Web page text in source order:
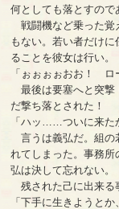
何としても落とすので
戦闘機など乗った覚
もない。若い者だけ
ることを彼女は行い。
「ぉぉぉぉおお！
最後は要塞へと突撃
だ撃ち落とされた！
「ハッ……ついに来た
言うは義弘だ。組の
れてしまった。事務
弘は決して忘れない。
残された己に出来る
「下手に生きようと